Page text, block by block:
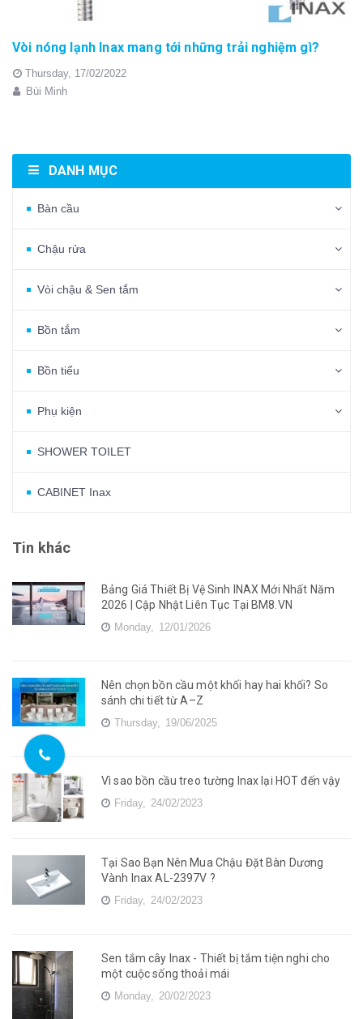
Vòi nóng lạnh Inax mang tới những trải nghiệm gì?
Thursday, 17/02/2022
Bùi Minh
DANH MỤC
Bàn cầu
Chậu rửa
Vòi chậu & Sen tắm
Bồn tắm
Bồn tiểu
Phụ kiện
SHOWER TOILET
CABINET Inax
Tin khác
Bảng Giá Thiết Bị Vệ Sinh INAX Mới Nhất Năm
2026 | Cập Nhật Liên Tục Tại BM8.VN
Monday, 12/01/2026
Nên chọn bồn cầu một khối hay hai khối? So
sánh chi tiết từ A–Z
Thursday, 19/06/2025
Vì sao bồn cầu treo tường Inax lại HOT đến vậy
Friday, 24/02/2023
Tại Sao Bạn Nên Mua Chậu Đặt Bàn Dương
Vành Inax AL-2397V ?
Friday, 24/02/2023
Sen tắm cây Inax - Thiết bị tắm tiện nghi cho
một cuộc sống thoải mái
Monday, 20/02/2023